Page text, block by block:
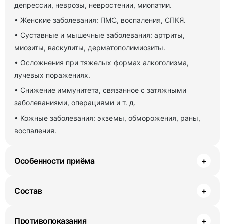
депрессии, неврозы, невростении, миопатии.
• Женские заболевания: ПМС, воспаления, СПКЯ.
• Суставные и мышечные заболевания: артриты,
миозиты, васкулиты, дерматополимиозиты.
• Осложнения при тяжелых формах алкоголизма,
лучевых поражениях.
• Снижение иммунитета, связанное с затяжными
заболеваниями, операциями и т. д.
• Кожные заболевания: экземы, обморожения, раны,
воспаления.
Особенности приёма +
Состав +
Противопоказания +